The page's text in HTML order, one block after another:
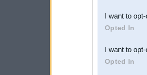
third parties.
I want to
Opted In
I want to
Opted In